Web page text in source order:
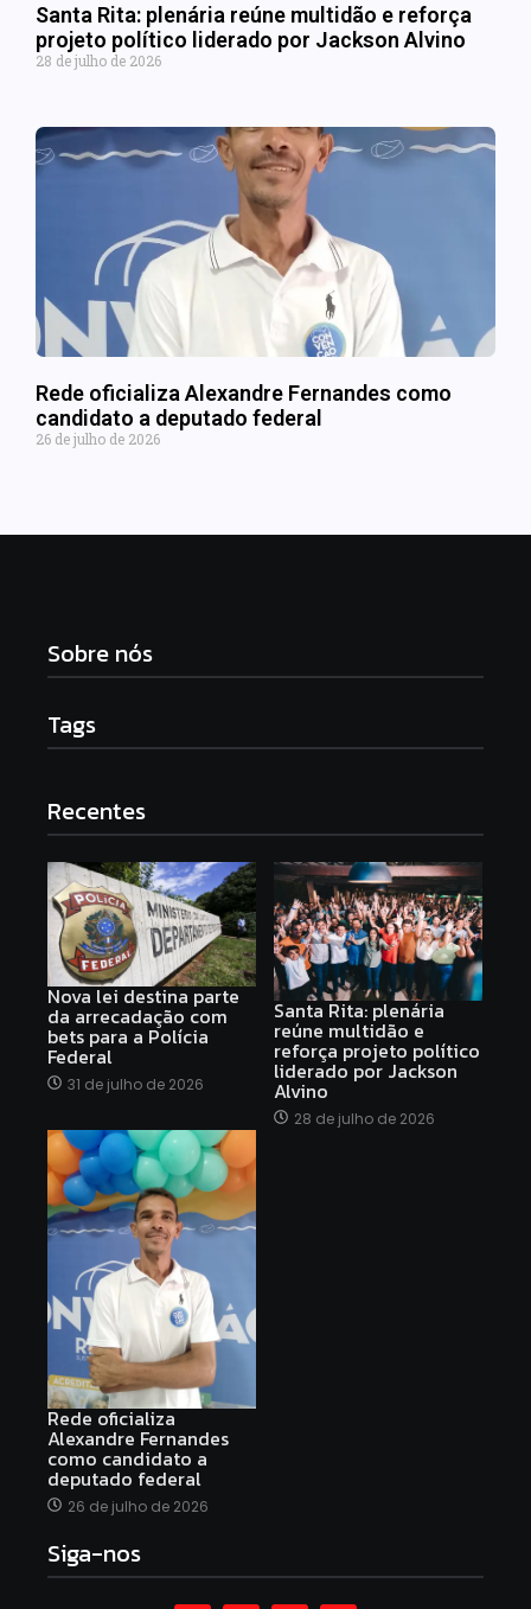
Santa Rita: plenária reúne multidão e reforça
projeto político liderado por Jackson Alvino
28 de julho de 2026
Rede oficializa Alexandre Fernandes como
candidato a deputado federal
26 de julho de 2026
Sobre nós
Tags
Recentes
Nova lei destina parte
da arrecadação com
bets para a Polícia
Federal
31 de julho de 2026
Santa Rita: plenária
reúne multidão e
reforça projeto político
liderado por Jackson
Alvino
28 de julho de 2026
Rede oficializa
Alexandre Fernandes
como candidato a
deputado federal
26 de julho de 2026
Siga-nos